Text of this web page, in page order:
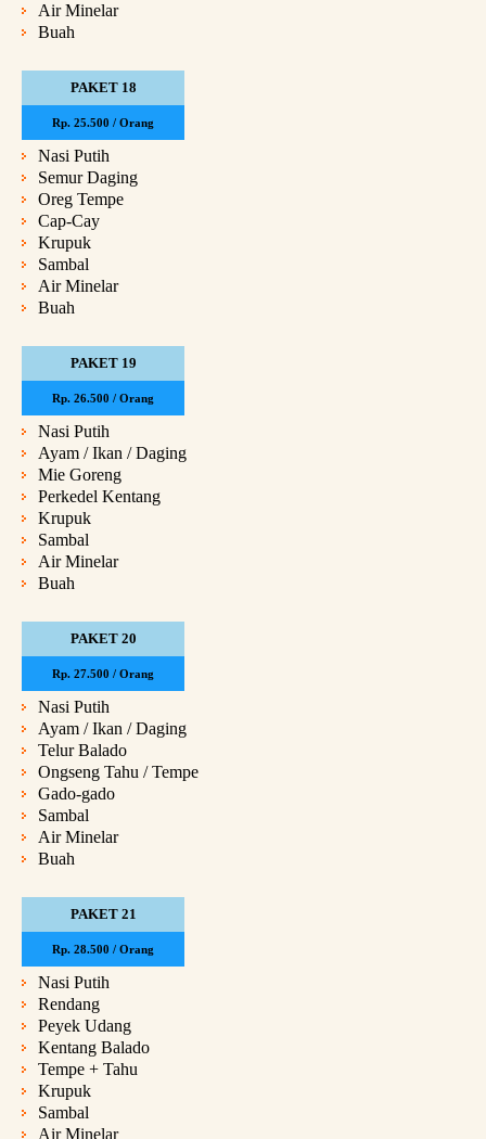
Air Minelar
Buah
PAKET 18
Rp. 25.500 / Orang
Nasi Putih
Semur Daging
Oreg Tempe
Cap-Cay
Krupuk
Sambal
Air Minelar
Buah
PAKET 19
Rp. 26.500 / Orang
Nasi Putih
Ayam / Ikan / Daging
Mie Goreng
Perkedel Kentang
Krupuk
Sambal
Air Minelar
Buah
PAKET 20
Rp. 27.500 / Orang
Nasi Putih
Ayam / Ikan / Daging
Telur Balado
Ongseng Tahu / Tempe
Gado-gado
Sambal
Air Minelar
Buah
PAKET 21
Rp. 28.500 / Orang
Nasi Putih
Rendang
Peyek Udang
Kentang Balado
Tempe + Tahu
Krupuk
Sambal
Air Minelar